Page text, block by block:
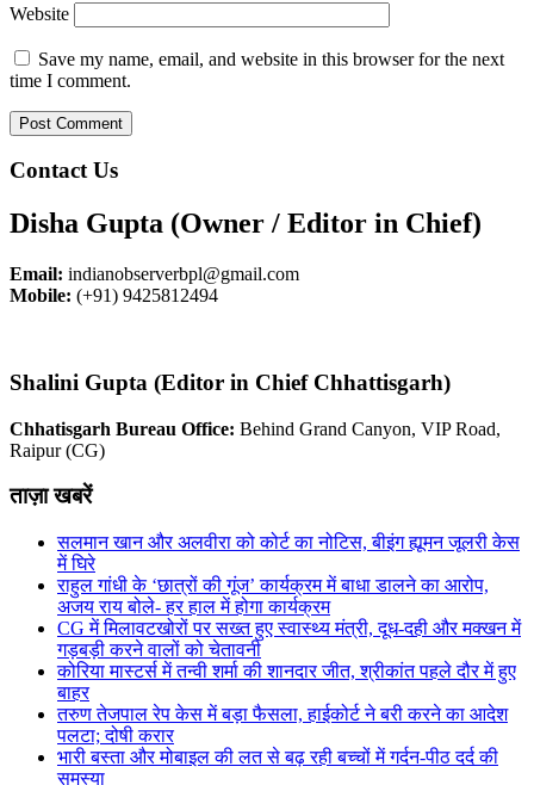
Website
Save my name, email, and website in this browser for the next
time I comment.
Contact Us
Disha Gupta (Owner / Editor in Chief)
Email: indianobserverbpl@gmail.com
Mobile: (+91) 9425812494
Shalini Gupta (Editor in Chief Chhattisgarh)
Chhatisgarh Bureau Office: Behind Grand Canyon, VIP Road,
Raipur (CG)
ताज़ा खबरें
सलमान खान और अलवीरा को कोर्ट का नोटिस, बीइंग ह्यूमन जूलरी केस
में घिरे
राहुल गांधी के ‘छात्रों की गूंज’ कार्यक्रम में बाधा डालने का आरोप,
अजय राय बोले- हर हाल में होगा कार्यक्रम
CG में मिलावटखोरों पर सख्त हुए स्वास्थ्य मंत्री, दूध-दही और मक्खन में
गड़बड़ी करने वालों को चेतावनी
कोरिया मास्टर्स में तन्वी शर्मा की शानदार जीत, श्रीकांत पहले दौर में हुए
बाहर
तरुण तेजपाल रेप केस में बड़ा फैसला, हाईकोर्ट ने बरी करने का आदेश
पलटा; दोषी करार
भारी बस्ता और मोबाइल की लत से बढ़ रही बच्चों में गर्दन-पीठ दर्द की
समस्या